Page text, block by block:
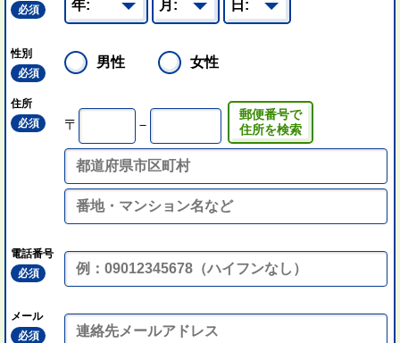
必須
性別
必須
男性 女性
住所
必須
〒 －
郵便番号で
住所を検索
電話番号
必須
メール
必須